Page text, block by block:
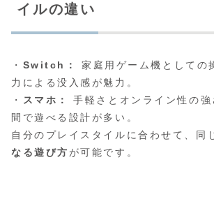
イルの違い
・ Switch：
家庭用ゲーム機としての
力による没入感が魅力。
・ スマホ：
手軽さとオンライン性の
間で遊べる設計が多い。
自分のプレイスタイルに合わせて、同
なる遊び方 が可能です。